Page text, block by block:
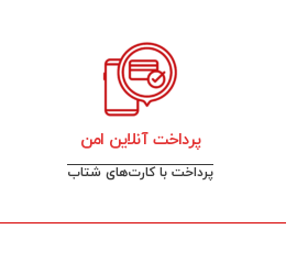
پرداخت آنلاین امن
پرداخت با کارت‌های شتاب